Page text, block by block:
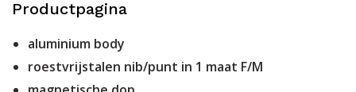
Productpagina
aluminium body
roestvrijstalen nib/punt in 1 maat F/M